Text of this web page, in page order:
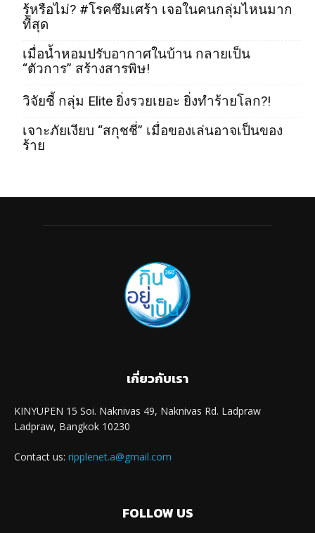
รู้หรือไม่? #โรคซึมเศร้า เจอในคนกลุ่มไหนมาก
ที่สุด
เมื่อน้ำหอมปรับอากาศในบ้าน กลายเป็น
“ตัวการ” สร้างสารพิษ!
วิจัยชี้ กลุ่ม Elite ยิ่งรวยเยอะ ยิ่งทำร้ายโลก?!
เจาะภัยเงียบ “สกุชชี่” เมื่อของเล่นอาจเป็นของ
ร้าย
เกี่ยวกับเรา
KINYUPEN 15 Soi. Naknivas 49, Naknivas Rd. Ladpraw
Ladpraw, Bangkok 10230
Contact us: ripplenet.a@gmail.com
FOLLOW US